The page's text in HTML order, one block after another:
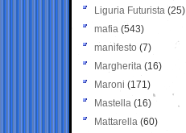
Liguria Futurista (25)
mafia (543)
manifesto (7)
Margherita (16)
Maroni (171)
Mastella (16)
Mattarella (60)